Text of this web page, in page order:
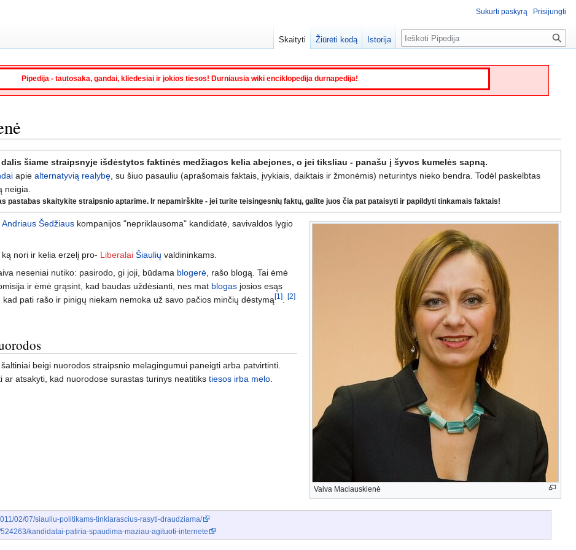
Pipedija - tautosaka, gandai, kliedesiai ir jokios tiesos! Durniausia wiki enciklopedija durnapedija!
dalis šiame straipsnyje išdėstytos faktinės medžiagos kelia abejones, o jei tiksliau - panašu į šyvos kumelės sapną.
apie alternatyvią realybę , su šiuo pasauliu (aprašomais faktais, įvykiais, daiktais ir žmonėmis) neturintys nieko bendra. Todėl paskelbtas
neigia.
pastabas skaitykite straipsnio aptarime. Ir nepamirškite - jei turite teisingesnių faktų, galite juos čia pat pataisyti ir papildyti tinkamais faktais!
Vaiva Maciauskienė
Andriaus Šedžiaus kompanijos "nepriklausoma" kandidatė, savivaldos lygio
nori ir kelia erzelį pro- Liberalai Šiaulių valdininkams.
neseniai nutiko: pasirodo, gi joji, būdama blogerė , rašo blogą. Tai ėmė
ir ėmė grąsint, kad baudas uždėsianti, nes mat blogas josios esąs
pati rašo ir pinigų niekam nemoka už savo pačios minčių dėstymą[1] [2]
beigi nuorodos straipsnio melagingumui paneigti arba patvirtinti.
ar atsakyti, kad nuorodose surastas turinys neatitiks tiesos irba melo
02/07/siauliu-politikams-tinklarascius-rasyti-draudziama/
kandidatai-patiria-spaudima-maziau-agituoti-internete
Sukurti paskyrą Prisijungti
Skaityti Žiūrėti kodą Istorija Paieška